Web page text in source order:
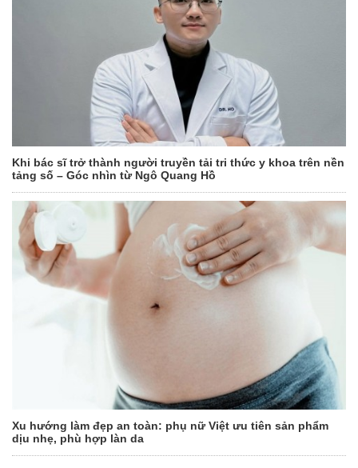
Khi bác sĩ trở thành người truyền tải tri thức y khoa trên nền
tảng số – Góc nhìn từ Ngô Quang Hồ
Xu hướng làm đẹp an toàn: phụ nữ Việt ưu tiên sản phẩm
dịu nhẹ, phù hợp làn da